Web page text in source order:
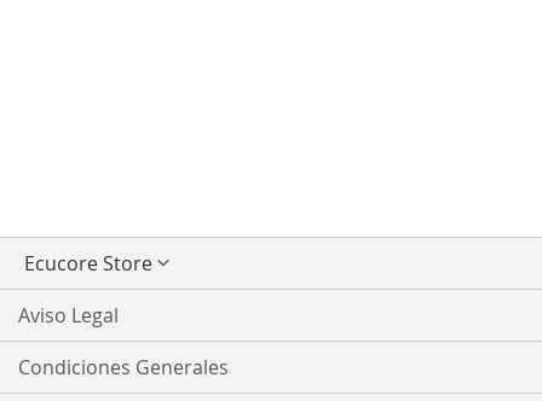
tiendaEcucore Store
Aviso Legal
Condiciones Generales